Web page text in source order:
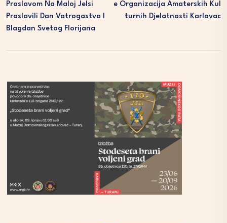
Proslavom Na Maloj Jelsi
Proslavili Dan Vatrogastva I
Blagdan Svetog Florijana
E Organizacija Amaterskih Kul
Turnih Djelatnosti Karlovac